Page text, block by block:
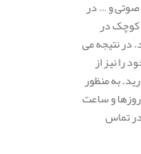
صوتی و … در
کوچک در
در نتیجه می
را نیز از
به منظور
و ساعت
تماس